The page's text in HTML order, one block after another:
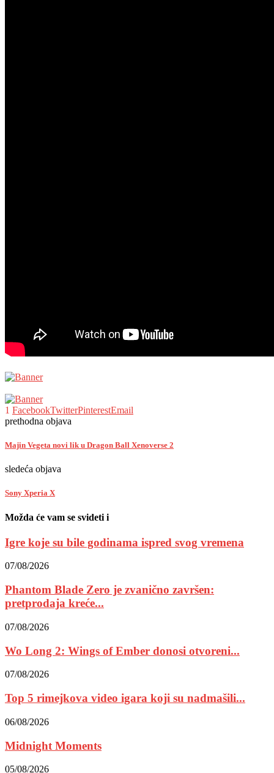
1 FacebookTwitterPinterestEmail
prethodna objava
Majin Vegeta novi lik u Dragon Ball Xenoverse 2
sledeća objava
Sony Xperia X
Možda će vam se svideti i
Igre koje su bile godinama ispred svog vremena
07/08/2026
Phantom Blade Zero je zvanično završen:
pretprodaja kreće...
07/08/2026
Wo Long 2: Wings of Ember donosi otvoreni...
07/08/2026
Top 5 rimejkova video igara koji su nadmašili...
06/08/2026
Midnight Moments
05/08/2026